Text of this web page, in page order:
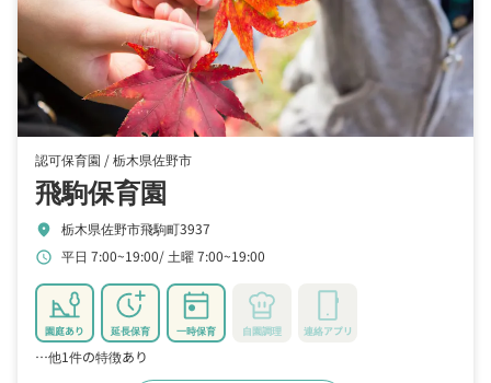
認可保育園 /栃木県佐野市
飛駒保育園
location_on 栃木県佐野市飛駒町3937
schedule 平日 7:00~19:00 土曜 7:00~19:00
園庭あり 延長保育 一時保育 自園調理 連絡アプリ
…他1件の特徴あり